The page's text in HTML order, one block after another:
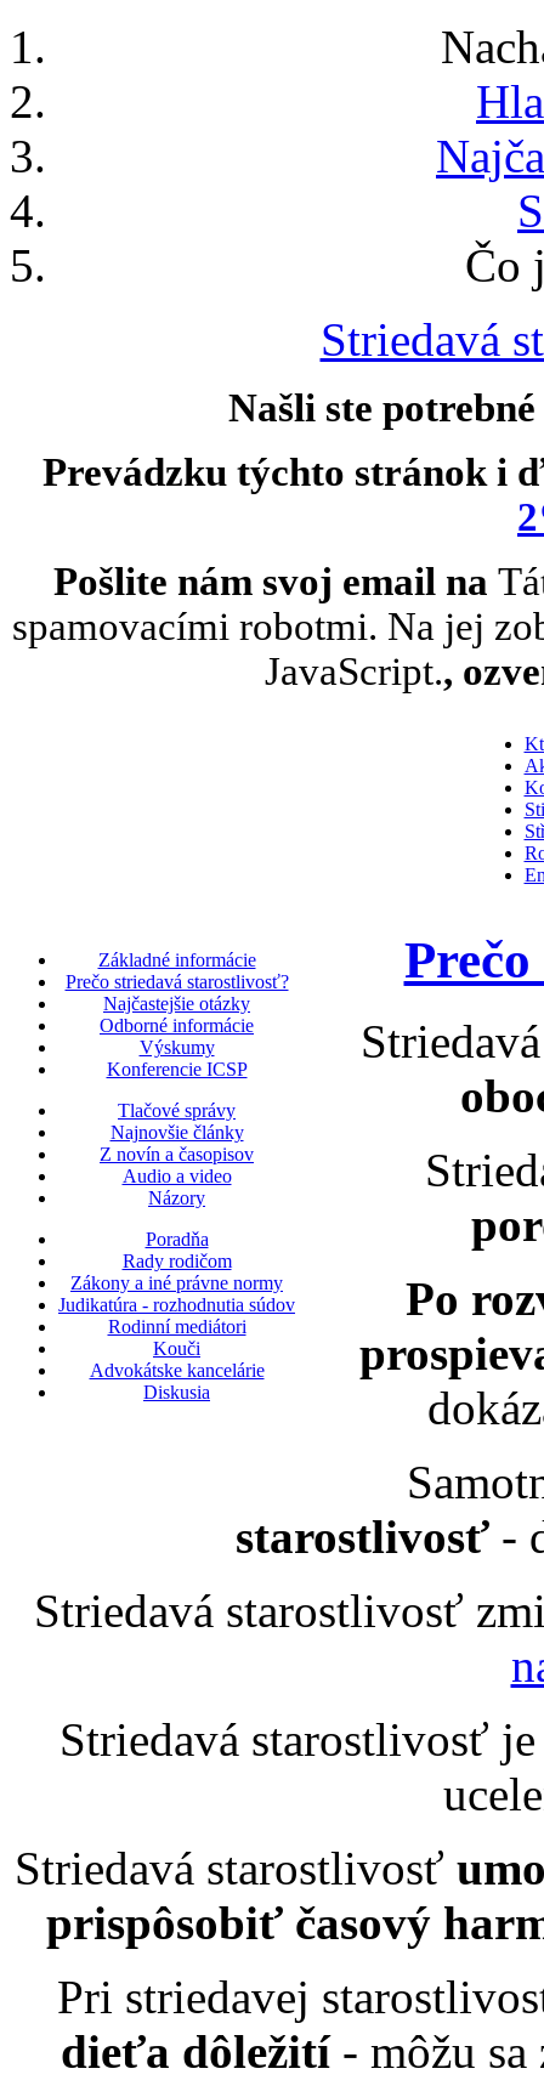
Čo
Striedavá
Našli ste
Prevádzku týchto stránok i
Pošlite nám svoj email na
spamovacími robotmi. Na jej
JavaScript.,
Základné informácie
Prečo striedavá starostlivosť?
Najčastejšie otázky
Odborné informácie
Výskumy
Konferencie ICSP
Tlačové správy
Najnovšie články
Z novín a časopisov
Audio a video
Názory
Poradňa
Rady rodičom
Zákony a iné právne normy
Judikatúra - rozhodnutia súdov
Rodinní mediátori
Kouči
Advokátske kancelárie
Diskusia
Po
starostlivosť-
Striedavá starostlivosť
Striedavá starostlivosť
Striedavá starostlivosť
prispôsobiť časový
Pri striedavej
dieťa dôležití- môžu sa